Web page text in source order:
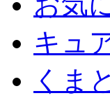
キュ
くま